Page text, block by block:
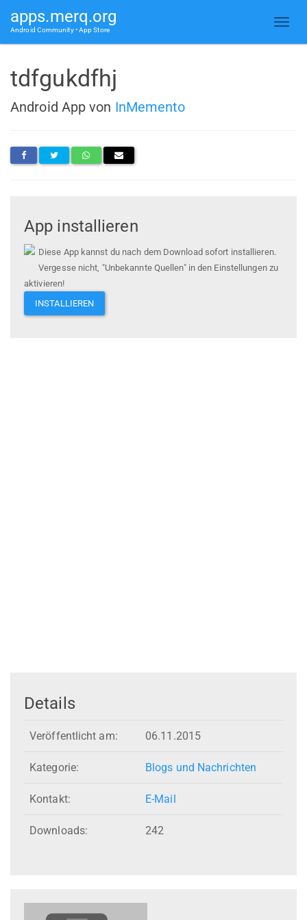
apps.merq.org
Android Community • App Store
tdfgukdfhj
Android App von InMemento
App installieren
Diese App kannst du nach dem Download sofort installieren.
Vergesse nicht, "Unbekannte Quellen" in den Einstellungen zu
aktivieren!
INSTALLIEREN
Details
Veröffentlicht am: 06.11.2015
Kategorie: Blogs und Nachrichten
Kontakt: E-Mail
Downloads: 242